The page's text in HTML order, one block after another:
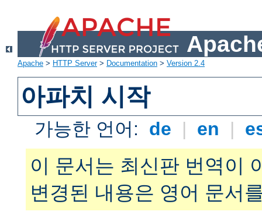
Apache > HTTP Server> Documentation > Version 2.4
아파치 시작
가능한 언어: de | en |
이 문서는 최신판 번역이
변경된 내용은 영어 문서